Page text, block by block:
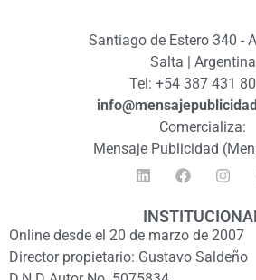
Santiago de Estero 340 -
Salta | Argentina
Tel: +54 387 431
Comercializa:
Mensaje Publicidad
Online desde el 20 de marzo de 2007
Director propietario: Gustavo Saldeño